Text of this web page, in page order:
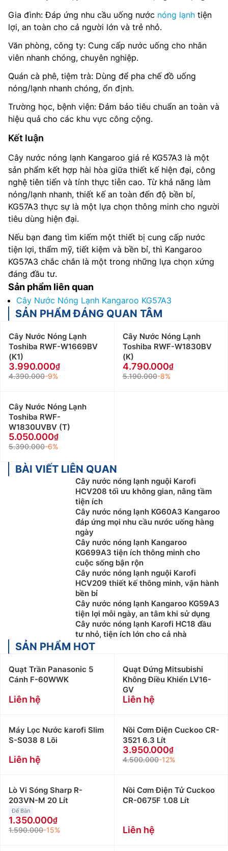
Gia đình: Đáp ứng nhu cầu uống nước nóng lạnh tiện
lợi, an toàn cho cả người lớn và trẻ nhỏ.
Văn phòng, công ty: Cung cấp nước uống cho nhân
viên nhanh chóng, chuyên nghiệp.
Quán cà phê, tiệm trà: Dùng để pha chế đồ uống
nóng/lạnh nhanh chóng, ổn định.
Trường học, bệnh viện: Đảm bảo tiêu chuẩn an toàn và
hiệu quả cho các khu vực công cộng.
Kết luận
Cây nước nóng lạnh Kangaroo giá rẻ KG57A3 là một
sản phẩm kết hợp hài hòa giữa thiết kế hiện đại, công
nghệ tiên tiến và tính thực tiễn cao. Từ khả năng làm
nóng/lạnh nhanh, thiết kế an toàn đến độ bền bỉ,
KG57A3 thực sự là một lựa chọn thông minh cho người
tiêu dùng hiện đại.
Nếu bạn đang tìm kiếm một thiết bị cung cấp nước
tiện lợi, thẩm mỹ, tiết kiệm và bền bỉ, thì Kangaroo
KG57A3 chắc chắn là một trong những lựa chọn xứng
đáng đầu tư.
Sản phẩm liên quan
Cây Nước Nóng Lạnh Kangaroo KG57A3
SẢN PHẨM ĐÁNG QUAN TÂM
Cây Nước Nóng Lạnh
Toshiba RWF-W1669BV
(K1)
3.990.000
4.390.000-9%
Cây Nước Nóng Lạnh
Toshiba RWF-W1830BV
(K)
4.790.000
5.190.000-8%
Cây Nước Nóng Lạnh
Toshiba RWF-
W1830UVBV (T)
5.050.000
5.390.000-6%
BÀI VIẾT LIÊN QUAN
Cây nước nóng lạnh nguội Karofi
HCV208 tối ưu không gian, nâng tầm
tiện ích
Cây nước nóng lạnh KG60A3 Kangaroo
đáp ứng mọi nhu cầu nước uống hàng
ngày
Cây nước nóng lạnh Kangaroo
KG699A3 tiện ích thông minh cho
cuộc sống bận rộn
Cây nước nóng lạnh nguội Karofi
HCV209 thiết kế thông minh, vận hành
bền bỉ
Cây nước nóng lạnh Kangaroo KG59A3
tiện lợi mỗi ngày, an tâm khi sử dụng
Cây nước nóng lạnh Karofi HC18 đầu
tư nhỏ, tiện ích lớn cho cả nhà
SẢN PHẨM HOT
Quạt Trần Panasonic 5
Cánh F-60WWK
Liên hệ
Quạt Đứng Mitsubishi
Không Điều Khiển LV16-
GV
Liên hệ
Máy Lọc Nước karofi Slim
S-S038 8 Lõi
Liên hệ
Nồi Cơm Điện Cuckoo CR-
3521 6.3 Lít
3.950.000
4.500.000-12%
Lò Vi Sóng Sharp R-
203VN-M 20 Lít
Để Bàn
1.350.000
1.590.000-15%
Nồi Cơm Điện Tử Cuckoo
CR-0675F 1.08 Lít
Liên hệ